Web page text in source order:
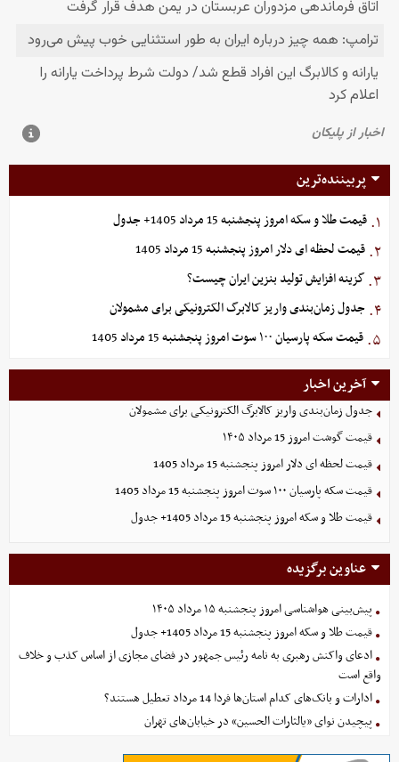
پربیننده‌ترین
۱. قیمت طلا و سکه امروز پنجشنبه 15 مرداد 1405+ جدول
۲. قیمت لحظه ای دلار امروز پنجشنبه 15 مرداد 1405
۳. گزینه‌ افزایش تولید بنزین ایران چیست؟
۴. جدول زمان‌بندی واریز کالابرگ الکترونیکی برای مشمولان
۵. قیمت سکه پارسیان ۱۰۰ سوت امروز پنجشنبه 15 مرداد 1405
آخرین اخبار
جدول زمان‌بندی واریز کالابرگ الکترونیکی برای مشمولان
قیمت گوشت امروز 15 مرداد ۱۴۰۵
قیمت لحظه ای دلار امروز پنجشنبه 15 مرداد 1405
قیمت سکه پارسیان ۱۰۰ سوت امروز پنجشنبه 15 مرداد 1405
قیمت طلا و سکه امروز پنجشنبه 15 مرداد 1405+ جدول
عناوین برگزیده
پیش‌بینی هواشناسی امروز پنجشنبه ۱۵ مرداد ۱۴۰۵
قیمت طلا و سکه امروز پنجشنبه 15 مرداد 1405+ جدول
ادعای واکنش رهبری به نامه رئیس جمهور در فضای مجازی از اساس کذب و خلاف
واقع است
ادارات و بانک‌های کدام استان‌ها فردا 14 مرداد تعطیل هستند؟
پیچیدن نوای «یالثارات الحسین» در خیابان‌های تهران